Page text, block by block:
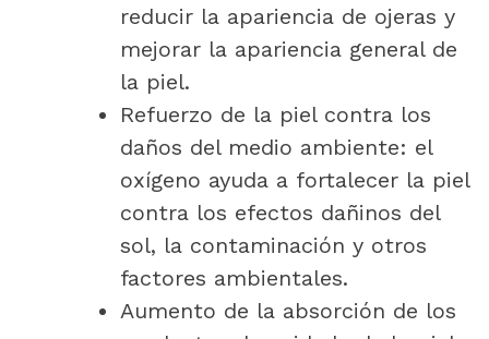
reducir la apariencia de ojeras y
mejorar la apariencia general de
la piel.
Refuerzo de la piel contra los
daños del medio ambiente: el
oxígeno ayuda a fortalecer la piel
contra los efectos dañinos del
sol, la contaminación y otros
factores ambientales.
Aumento de la absorción de los